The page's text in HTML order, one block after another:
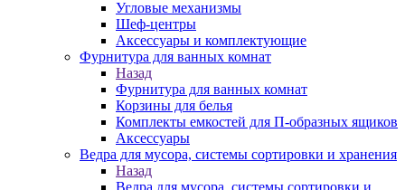
Угловые механизмы
Шеф-центры
Аксессуары и комплектующие
Фурнитура для ванных комнат
Назад
Фурнитура для ванных комнат
Корзины для белья
Комплекты емкостей для П-образных ящиков
Аксессуары
Ведра для мусора, системы сортировки и хранения
Назад
Ведра для мусора, системы сортировки и